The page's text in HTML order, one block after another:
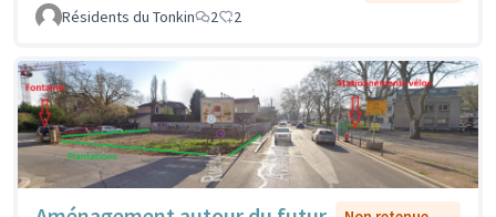
Résidents du Tonkin
2 2